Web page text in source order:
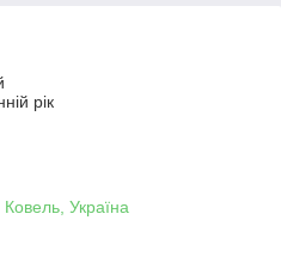
рік
Україна